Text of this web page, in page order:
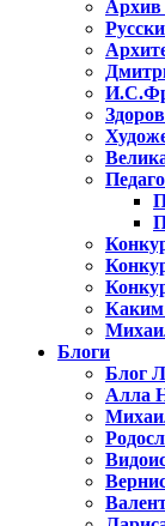
Архив
Каким
Блоги
Блог
Алла